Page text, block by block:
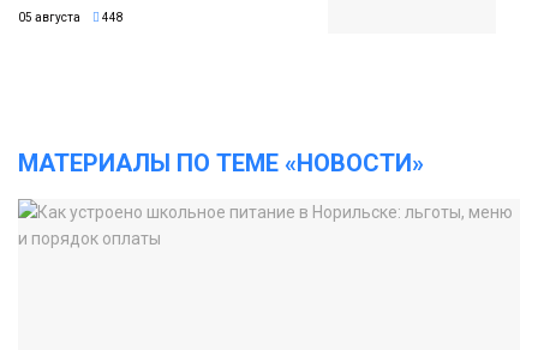
05 августа 448
МАТЕРИАЛЫ ПО ТЕМЕ «НОВОСТИ»